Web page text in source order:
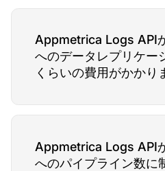
Appmetrica Logs API
へのデータレプリケー
くらいの費用がかかり
Appmetrica Logs API
へのパイプライン数に